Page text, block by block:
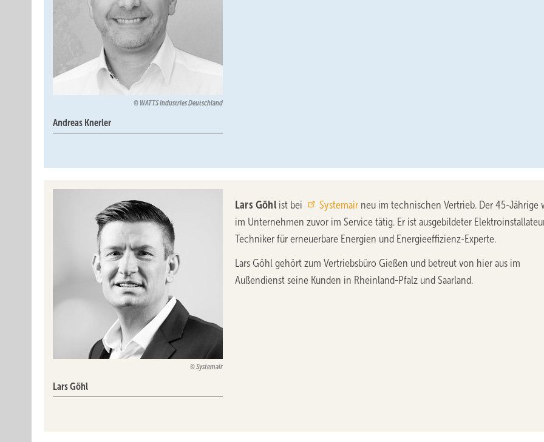
WATTS Industries Deutschland
Andreas Knerler
Systemair
Lars Göhl
Lars Göhlist bei Systemairneu im technischen Vertrieb. Der 45-Jährige
im Unternehmen zuvor im Service tätig. Er ist ausgebildeter
Techniker für erneuerbare Energien und Energieeffizienz-Experte.
Lars Göhl gehört zum Vertriebsbüro Gießen und betreut von hier aus im
Außendienst seine Kunden in Rheinland-Pfalz und Saarland.